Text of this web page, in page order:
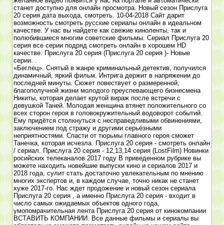
станет доступно для онлайн просмотра. Новый сезон Прислуга
20 серия дата выхода, смотреть. 10-04-2018 Сайт дарит
возможность смотреть русские сериалы онлайн в идеальном
качестве. У нас вы найдете как свежие киноленты, так и
полюбившиеся многим советские фильмы. Сериал Прислуга 20
серия все серии подряд смотреть онлайн в хорошем HD
качестве. Прислуга 20 серия (Прислуга 20 серия )- Новые
серии. .
«Беглец». Снятый в жанре криминальный детектив, получился
динамичный, яркий фильм. Интрига держит в напряжении до
последней минуты. Сюжет повествует о размеренной,
благополучной жизни молодого преуспевающего бизнесмена
Никиты, которая делает крутой вираж после встречи с
девушкой Таней. Молодая женщина втянет положительного со
всех сторон героя в головокружительный водоворот событий.
Ему придётся столкнуться с несправедливыми обвинениями,
заключением под стражу и другими серьёзными
неприятностями. Спасти от тюрьмы главного героя сможет
Танечка, которая исчезла. Прислуга 20 серия - смотреть онлайн
/ сериал. Прислуга 20 серия - 12,13,14 серия (LostFilm) Новинки
росийских телеканалов 2017 году В приведенном рубрике вы
можете находить новейшие выпуски кино и сериалов 2017 и
2018 года, сулит стать достаточно увлекательным по мнению
многих экспертов и, в каждом случае, точно никак не станет
хуже 2017-го. Нас ждет продожение и новый сезон сериала
Прислуга 20 серия , а именно Прислуга 20 серия - входит в
число самых ожидаемых объектов одного года,
умопомрачительная лента Прислуга 20 серия от кинокомпании
ВСТАВИТЬ КОМПАНИИ. Все данные фильмы и сериалы вы